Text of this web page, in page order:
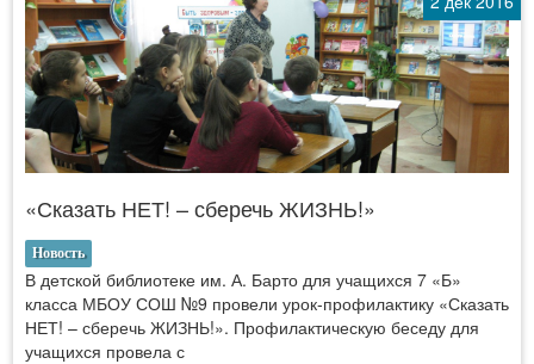
«Сказать НЕТ! – сберечь ЖИЗНЬ!»
Новость
В детской библиотеке им. А. Барто для учащихся 7 «Б»
класса МБОУ СОШ №9 провели урок-профилактику «Сказать
НЕТ! – сберечь ЖИЗНЬ!». Профилактическую беседу для
учащихся провела с